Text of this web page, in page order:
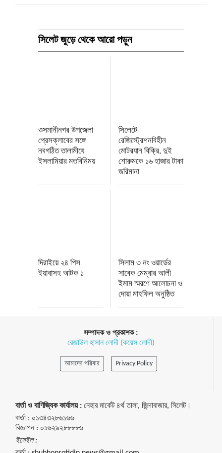
সিলেট জুড়ে থেকে আরো পড়ুন
ওসমানীনগর উপজেলা
প্রেসক্লাবের সঙ্গে
নবগঠিত তালামীযে
ইসলামিয়ার মতবিনিময়
সিলেটে
রেজিস্ট্রেশনবিহীন
মোটরযান বিক্রি, দুই
শোরুমকে ১৬ হাজার টাকা
জরিমানা
দিরাইয়ে ২৪ পিস
ইয়াবাসহ আটক ১
সিলাম ৩ নং ওয়ার্ডের
সাবেক মেম্বার আলী
ইমাম স্মরণে আলোচনা ও
দোয়া মাহফিল অনুষ্ঠিত
সম্পাদক ও প্রকাশক :
রেজাউল হাসান লোদী (কয়েস লোদী)
আমাদের পরিবার Privacy Policy
বার্তা ও বাণিজ্যিক কার্যালয় : নেহার মার্কেট ৪র্থ তালা, জিন্দাবাজার, সিলেট।
বার্তা : ০১৩৪৩২৮৬১৬৬
বিজ্ঞাপন : ০১৬২৯২৮৮৮৮৬
ইমেইল :